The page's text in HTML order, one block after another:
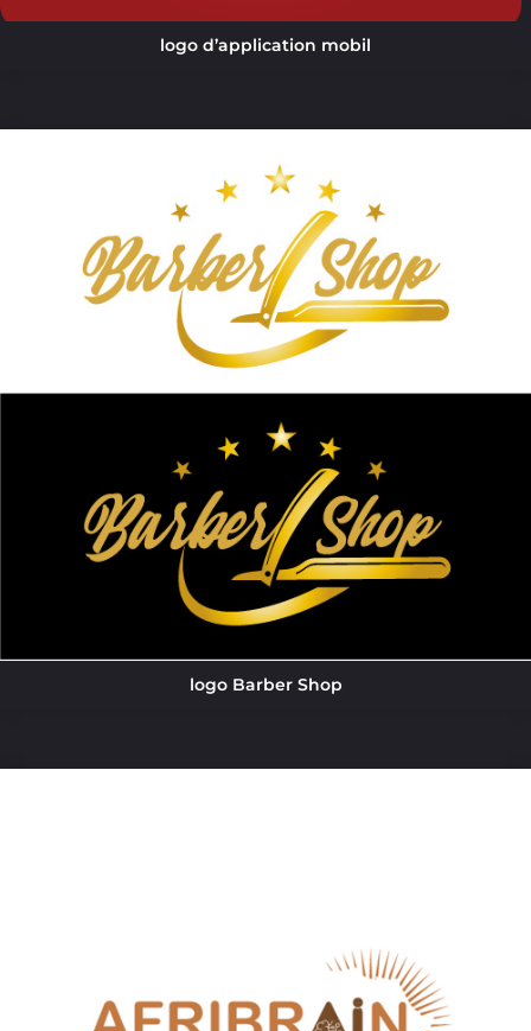
logo d’application mobil
logo Barber Shop